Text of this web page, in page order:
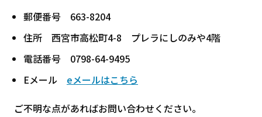
郵便番号 663-8204
住所 西宮市高松町4-8 プレラにしのみや4階
電話番号 0798-64-9495
Eメール eメールはこちら
ご不明な点があればお問い合わせください。